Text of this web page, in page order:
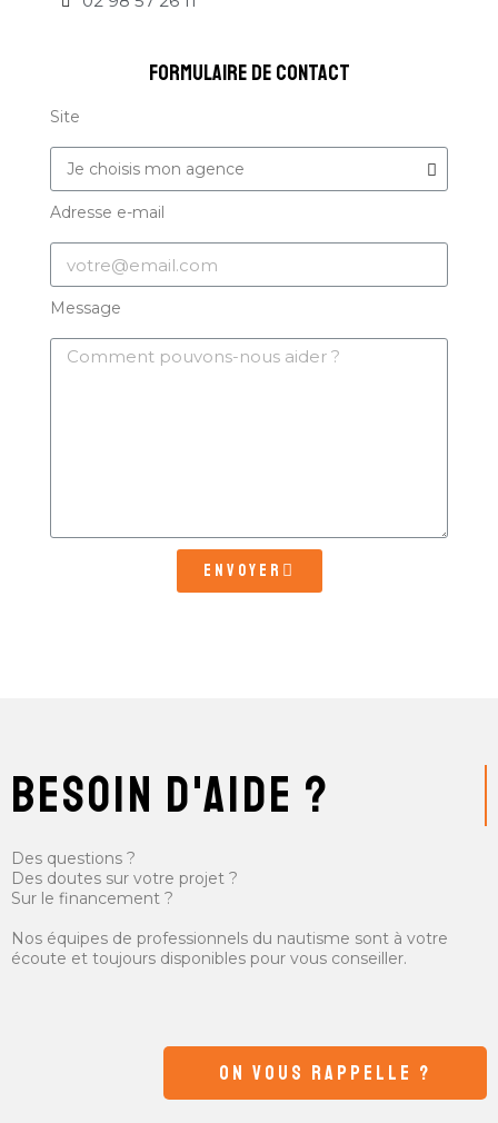
formulaire de contact
Site
Adresse e-mail
Message
Envoyer
besoin d'aide ?
Des questions ?
Des doutes sur votre projet ?
Sur le financement ?
Nos équipes de professionnels du nautisme sont à votre
écoute et toujours disponibles pour vous conseiller.
ON VOUS RAPPELLE ?